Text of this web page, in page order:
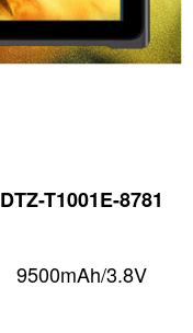
DTZ-T1001E-8781
9500mAh/3.8V